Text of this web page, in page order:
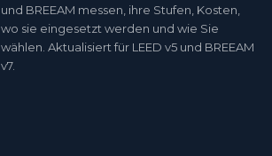
und BREEAM messen, ihre Stufen, Kosten,
wo sie eingesetzt werden und wie Sie
wählen. Aktualisiert für LEED v5 und BREEAM
v7.